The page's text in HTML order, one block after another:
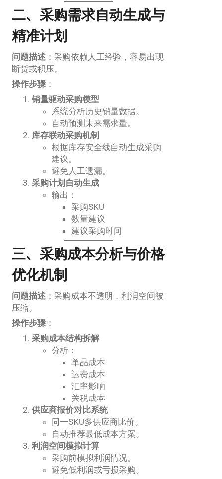
二、采购需求自动生成与
精准计划
问题描述 ：采购依赖人工经验，容易出现
断货或积压。
操作步骤 ：
销量驱动采购模型
系统分析历史销量数据。
自动预测未来需求量。
库存联动采购机制
根据库存安全线自动生成采购
建议。
避免人工遗漏。
采购计划自动生成
输出：
采购SKU
数量建议
建议采购时间
三、采购成本分析与价格
优化机制
问题描述 ：采购成本不透明，利润空间被
压缩。
操作步骤 ：
采购成本结构拆解
分析：
单品成本
运费成本
汇率影响
关税成本
供应商报价对比系统
同一SKU多供应商比价。
自动推荐最低成本方案。
利润空间模拟计算
采购前模拟利润情况。
避免低利润或亏损采购。